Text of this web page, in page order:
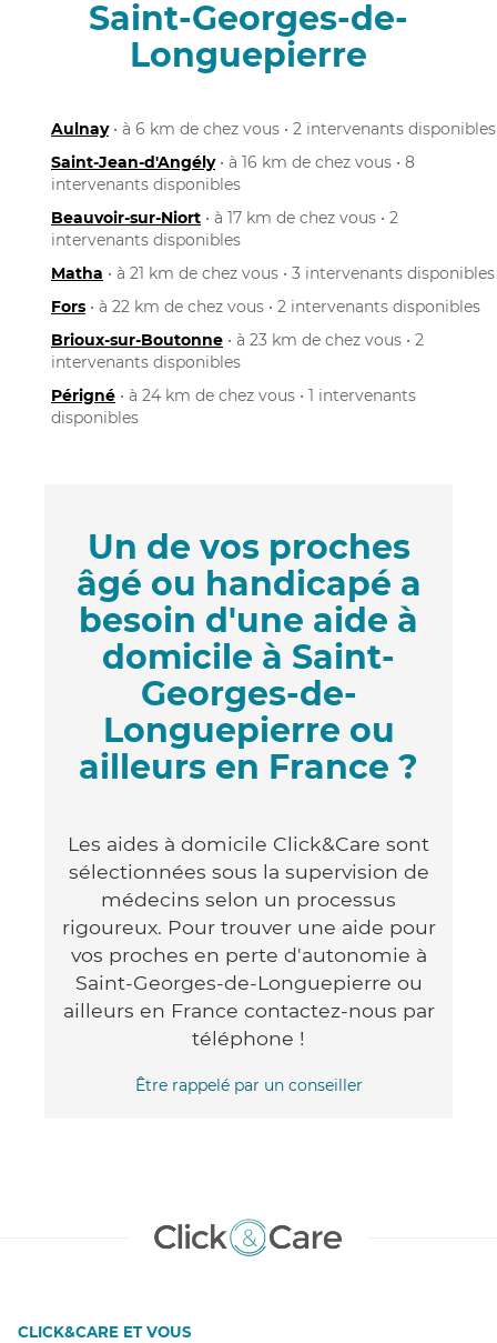
Saint-Georges-de-
Longuepierre
Aulnay• à 6 km de chez vous • 2 intervenants disponibles
Saint-Jean-d'Angély• à 16 km de chez vous • 8
intervenants disponibles
Beauvoir-sur-Niort • à 17 km de chez vous • 2
intervenants disponibles
Matha • à 21 km de chez vous • 3 intervenants disponibles
Fors • à 22 km de chez vous • 2 intervenants disponibles
Brioux-sur-Boutonne • à 23 km de chez vous • 2
intervenants disponibles
Périgné • à 24 km de chez vous • 1 intervenants
disponibles
Un de vos proches
âgé ou handicapé a
besoin d'une aide à
domicile à Saint-
Georges-de-
Longuepierre ou
ailleurs en France ?
Les aides à domicile Click&Care sont
sélectionnées sous la supervision de
médecins selon un processus
rigoureux. Pour trouver une aide pour
vos proches en perte d'autonomie à
Saint-Georges-de-Longuepierre ou
ailleurs en France contactez-nous par
téléphone !
Être rappelé par un conseiller
CLICK&CARE ET VOUS